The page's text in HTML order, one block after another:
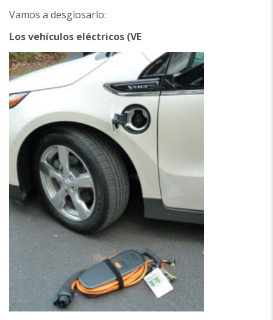
Vamos a desglosarlo:
Los vehículos eléctricos (VE